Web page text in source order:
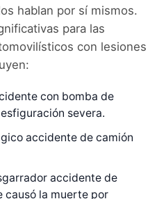
hablan por sí mismos.
para las
con lesiones
con bomba de
severa.
accidente de camión
accidente de
causó la muerte por